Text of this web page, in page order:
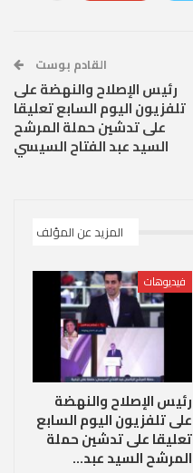
القادم بوست
رئيس الإصلاح والنهضة على
تلفزيون اليوم السابع تعليقا
على تدشين حملة المرشح
السيد عبد الفتاح السيسي
المزيد عن المؤلف
فيديوهات
رئيس الإصلاح والنهضة
على تلفزيون اليوم السابع
تعليقا على تدشين حملة
المرشح السيد عبد…